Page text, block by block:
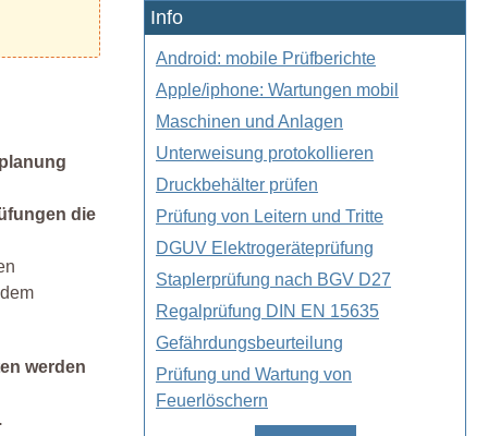
die
werden
Wartung
Gerätemanagement Geräteverwaltung
Werkzeugmanagement
Prüfmanager für die Arbeitssicherheit
Regelwerke Vorschriften Gesetze
Arbeitsmanager für die Planung im Team
Demo Version mit der
Instandhaltungssoftware
Software Instandhaltungsmanagement
Wartungskalender für die nächste
Info
Android: mobile Prüfberichte
Apple/iphone: Wartungen mobil
Maschinen und Anlagen
Unterweisung protokollieren
Druckbehälter prüfen
Prüfung von Leitern und Tritte
DGUV Elektrogeräteprüfung
Staplerprüfung nach BGV D27
Regalprüfung DIN EN 15635
Gefährdungsbeurteilung
Prüfung und Wartung von
Feuerlöschern